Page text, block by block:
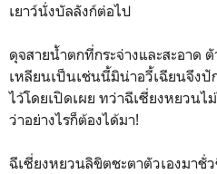
เยาว์นั่งบัลลังก์ต่อไป
ดุจสายน้ำตกที่กระจ่างและสะอาด
เหลียนเป็นเช่นนี้มิน่าอวี้เฉียนจึงปั
ไว้โดยเปิดเผย ทว่าฉีเซี่ยงหยวนไ
ว่าอย่างไรก็ต้องได้มา!
ฉีเซี่ยงหยวนลิขิตชะตาตัวเองมาชั่